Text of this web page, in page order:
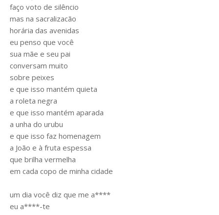
faço voto de silêncio
mas na sacralizacão
horária das avenidas
eu penso que você
sua mãe e seu pai
conversam muito
sobre peixes
e que isso mantém quieta
a roleta negra
e que isso mantém aparada
a unha do urubu
e que isso faz homenagem
a João e à fruta espessa
que brilha vermelha
em cada copo de minha cidade
um dia você diz que me a****
eu a****-te